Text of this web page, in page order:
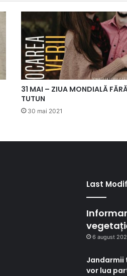
31 MAI – ZIUA MONDIALĂ
TUTUN
30 mai 2021
Last
6 august
Jandarmii
vor lua